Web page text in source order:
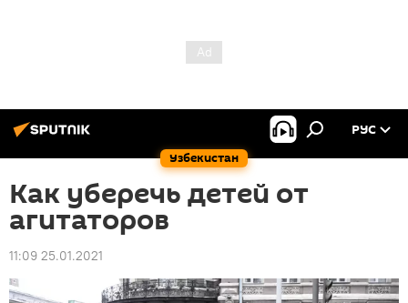
Узбекистан
РУС
Как уберечь детей от
агитаторов
11:09 25.01.2021